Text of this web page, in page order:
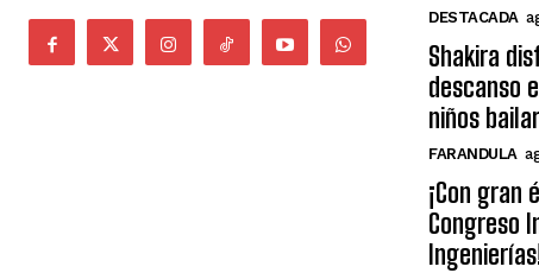
DESTACADA
Shakira
descanso
niños
FARANDULA
¡Con gran
Congreso